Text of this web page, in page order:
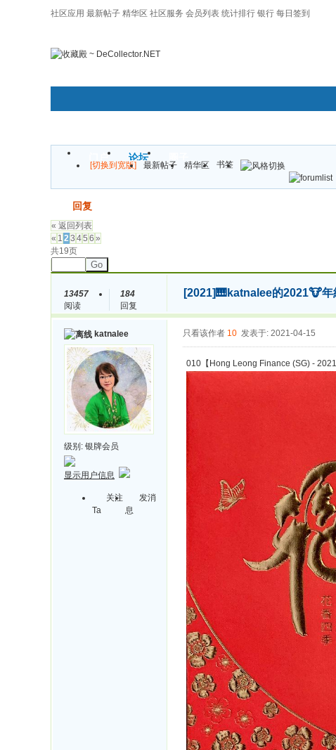
社区应用 最新帖子 精华区 社区服务 会员列表 统计排行 银行 每日签到
门户 论坛
[切换到宽版] 最新帖子 精华区
书签
回复
« 返回列表
« 1 23 45 6 »
共19页
Go
13457
阅读
184
回复
[2021]🎹katnalee的2021🐮年
katnalee
级别: 银牌会员
显示用户信息
关注
Ta
发消
息
只看该作者 10 发表于: 2021-04-15
010【Hong Leong Finance (SG) - 2021